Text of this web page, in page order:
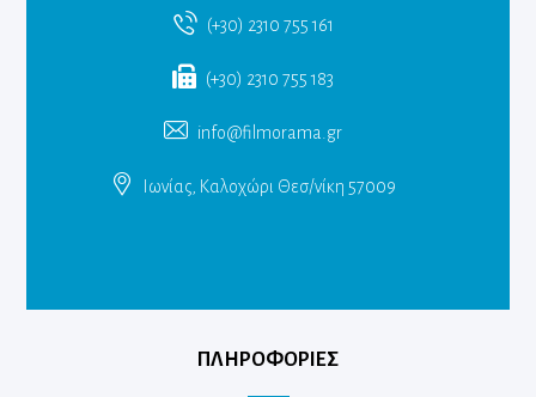
(+30) 2310 755 161
(+30) 2310 755 183
info@filmorama.gr
Ιωνίας, Καλοχώρι Θεσ/νίκη 57009
ΠΛΗΡΟΦΟΡΙΕΣ